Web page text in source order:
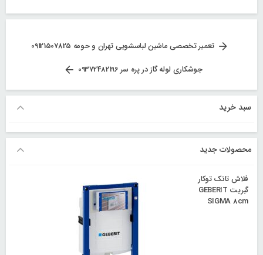
راهبریتعمیر تخصصی ماشین لباسشویی تهران و حومه 09121507825
جوشکاری لوله گاز در پره سر 09372482196
سبد خرید
محصولات جدید
فلاش تانک توکار
گبریت GEBERIT
SIGMA 8cm